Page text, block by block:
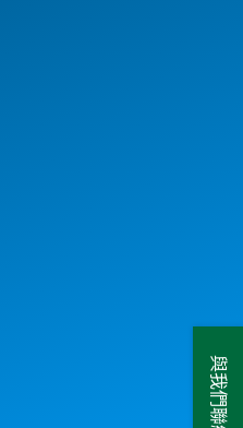
與我們聯絡